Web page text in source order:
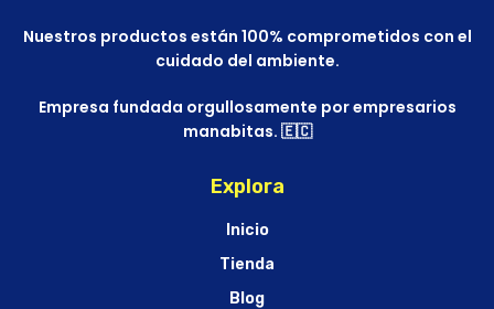
Nuestros productos están 100% comprometidos con el
cuidado del ambiente.
Empresa fundada orgullosamente por empresarios
manabitas. 🇪🇨
Explora
Inicio
Tienda
Blog